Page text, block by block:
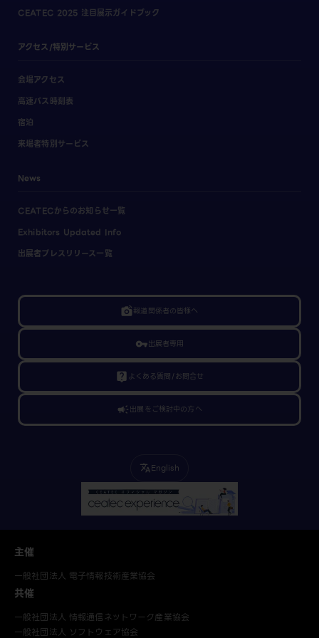
CEATEC 2025 注目展示ガイドブック
アクセス/特別サービス
会場アクセス
高速バス時刻表
宿泊
来場者特別サービス
News
CEATECからのお知らせ一覧
Exhibitors Updated Info
出展者プレスリリース一覧
linked_camera報道関係者の皆様へ
vpn_key出展者専用
live_help よくある質問/お問合せ
campaign出展をご検討中の方へ
translateEnglish
主催
一般社団法人 電子情報技術産業協会
共催
一般社団法人 情報通信ネットワーク産業協会
一般社団法人 ソフトウェア協会